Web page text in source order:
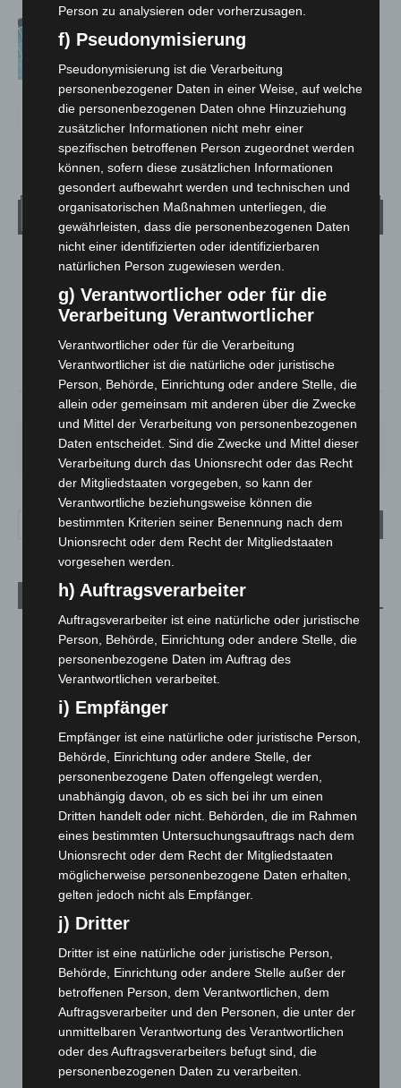
Anklage nach Abschaltung von
„Archetyp Market“ erhoben
Wetter
LANGENHAGEN
Bedeckt
19.1°C 19.5°
17.7 °
64% 1.6m/s 100%
FR.
19°
SA.
27°
SO.
33°
MO.
28°
DI.
22°
Aktuelle Beiträge
Niedersachsen: Feuerwehrkräfte kehren nach
Waldbrandeinsatz aus Spanien zurück
7. August 2026
Hannover: Erste Tigermücken-Population in Niedersachsen
7. August 2026
Brand im „Haus der Begegnung“ in Neuwarmbüchen schnell
eingedämmt
6. August 2026
Region Hannover: 21 neue Notfallsanitäter starten beim
Roten Kreuz
5. August 2026
Mann läuft mit Hockeyschläger über A7 – Polizei sucht
Zeugen
5. August 2026
Celle: Mensch stirbt bei Bagger-Unfall auf Baustelle
5. August 2026
Gasleitung bei McDonald’s-Umbau in Langenhagen
beschädigt
Person zu analysieren oder vorherzusagen.
f) Pseudonymisierung
Pseudonymisierung ist die Verarbeitung
personenbezogener Daten in einer Weise, auf welche
die personenbezogenen Daten ohne Hinzuziehung
zusätzlicher Informationen nicht mehr einer
spezifischen betroffenen Person zugeordnet werden
können, sofern diese zusätzlichen Informationen
gesondert aufbewahrt werden und technischen und
organisatorischen Maßnahmen unterliegen, die
gewährleisten, dass die personenbezogenen Daten
nicht einer identifizierten oder identifizierbaren
natürlichen Person zugewiesen werden.
g) Verantwortlicher oder für die
Verarbeitung Verantwortlicher
Verantwortlicher oder für die Verarbeitung
Verantwortlicher ist die natürliche oder juristische
Person, Behörde, Einrichtung oder andere Stelle, die
allein oder gemeinsam mit anderen über die Zwecke
und Mittel der Verarbeitung von personenbezogenen
Daten entscheidet. Sind die Zwecke und Mittel dieser
Verarbeitung durch das Unionsrecht oder das Recht
der Mitgliedstaaten vorgegeben, so kann der
Verantwortliche beziehungsweise können die
bestimmten Kriterien seiner Benennung nach dem
Unionsrecht oder dem Recht der Mitgliedstaaten
vorgesehen werden.
h) Auftragsverarbeiter
Auftragsverarbeiter ist eine natürliche oder juristische
Person, Behörde, Einrichtung oder andere Stelle, die
personenbezogene Daten im Auftrag des
Verantwortlichen verarbeitet.
i) Empfänger
Empfänger ist eine natürliche oder juristische Person,
Behörde, Einrichtung oder andere Stelle, der
personenbezogene Daten offengelegt werden,
unabhängig davon, ob es sich bei ihr um einen
Dritten handelt oder nicht. Behörden, die im Rahmen
eines bestimmten Untersuchungsauftrags nach dem
Unionsrecht oder dem Recht der Mitgliedstaaten
möglicherweise personenbezogene Daten erhalten,
gelten jedoch nicht als Empfänger.
j) Dritter
Dritter ist eine natürliche oder juristische Person,
Behörde, Einrichtung oder andere Stelle außer der
betroffenen Person, dem Verantwortlichen, dem
Auftragsverarbeiter und den Personen, die unter der
unmittelbaren Verantwortung des Verantwortlichen
oder des Auftragsverarbeiters befugt sind, die
personenbezogenen Daten zu verarbeiten.